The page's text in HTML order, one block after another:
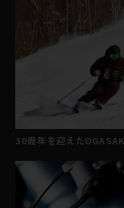
30周年を迎えた